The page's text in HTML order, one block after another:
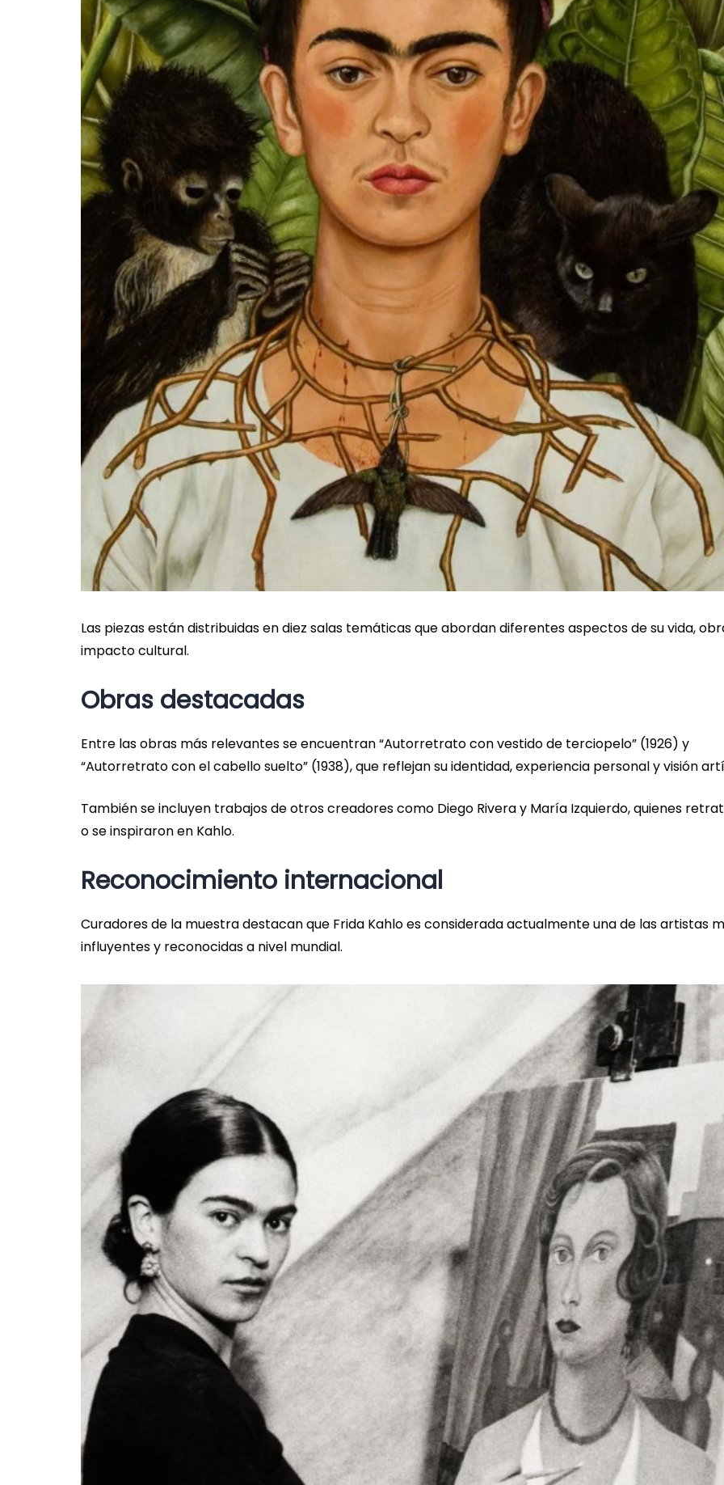
Las piezas están distribuidas en diez salas temáticas que abordan diferentes aspectos de su vida,
impacto cultural.
Obras destacadas
Entre las obras más relevantes se encuentran “Autorretrato con vestido de terciopelo” (1926) y
“Autorretrato con el cabello suelto” (1938), que reflejan su identidad, experiencia personal y visión
También se incluyen trabajos de otros creadores como Diego Rivera y María Izquierdo, quienes
o se inspiraron en Kahlo.
Reconocimiento internacional
Curadores de la muestra destacan que Frida Kahlo es considerada actualmente una de las artistas
influyentes y reconocidas a nivel mundial.